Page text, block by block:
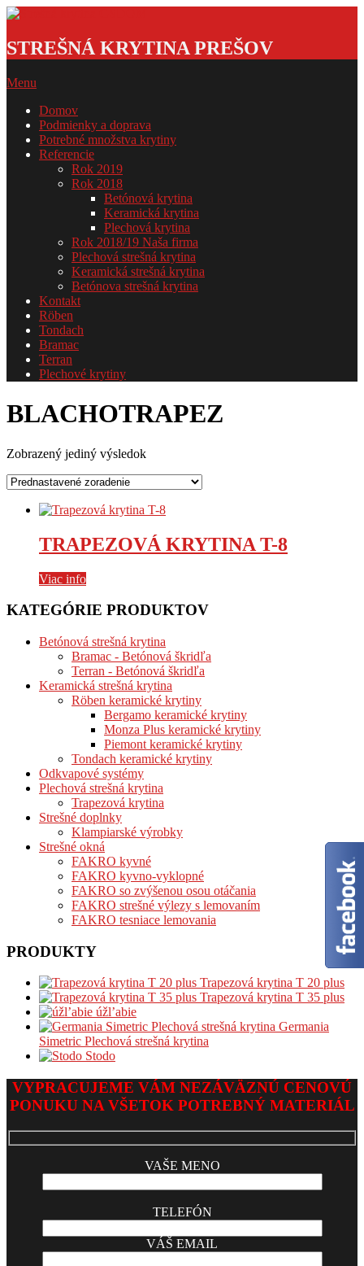
Skip
content
krytina
GSDOM
STREŠNÁ KRYTINA PREŠOV
Primary
Menu
Menu
Domov
Podmienky a doprava
Potrebné množstva krytiny
Referencie
Rok 2019
Rok 2018
Betónová krytina
Keramická krytina
Plechová krytina
Rok 2018/19 Naša firma
Plechová strešná krytina
Keramická strešná krytina
Betónova strešná krytina
Kontakt
Röben
Tondach
Bramac
Terran
Plechové krytiny
BLACHOTRAPEZ
Zobrazený jediný výsledok
TRAPEZOVÁ KRYTINA T-8
Viac info
KATEGÓRIE PRODUKTOV
Betónová strešná krytina
Bramac - Betónová škridľa
Terran - Betónová škridľa
Keramická strešná krytina
Röben keramické krytiny
Bergamo keramické krytiny
Monza Plus keramické krytiny
Piemont keramické krytiny
Tondach keramické krytiny
Odkvapové systémy
Plechová strešná krytina
Trapezová krytina
Strešné doplnky
Klampiarské výrobky
Strešné okná
FAKRO kyvné
FAKRO kyvno-vyklopné
FAKRO so zvýšenou osou otáčania
FAKRO strešné výlezy s lemovaním
FAKRO tesniace lemovania
PRODUKTY
Trapezová krytina T 20 plus
Trapezová krytina T 35 plus
úžl’abie
Germania
Simetric Plechová strešná krytina
Stodo
VYPRACUJEME VÁM NEZÁVÄZNÚ CENOVÚ
PONUKU NA VŠETOK POTREBNÝ MATERIÁL
VAŠE MENO
TELEFÓN
VÁŠ EMAIL